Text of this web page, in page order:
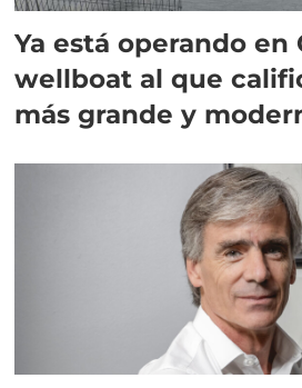
Ya está operando en
wellboat al que
más grande y